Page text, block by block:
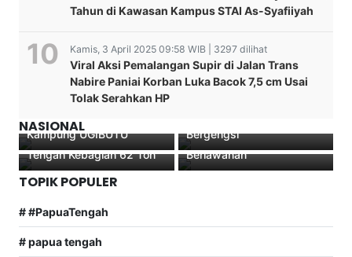
Tahun di Kawasan Kampus STAI As-Syafiiyah
Kamis, 3 April 2025 09:58 WIB | 3297 dilihat
Viral Aksi Pemalangan Supir di Jalan Trans
Nabire Paniai Korban Luka Bacok 7,5 cm Usai
Tolak Serahkan HP
NASIONAL
Kunjungan Kapolsek
PANTIM Dan Anggota
Kampung UGIBUTU
Prestasi Nasional! Surya
Bergengsi
Resmi Dimulai! 4.634 Ton
Beras SPHP Digelontorkan
ke Tanah Papua, Papua
Tengah Kebagian 62 Ton
Ditabrak Motor dari Arah
Berlawanan
TOPIK POPULER
# #PapuaTengah
# papua tengah